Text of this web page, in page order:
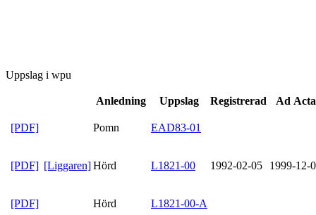
Uppslag i wpu
Anledning Uppslag Registrerad Ad Acta
[PDF] Pomn EAD83-01
[PDF] [Liggaren]Hörd L1821-00 1992-02-05 1999-12-
[PDF] Hörd L1821-00-A